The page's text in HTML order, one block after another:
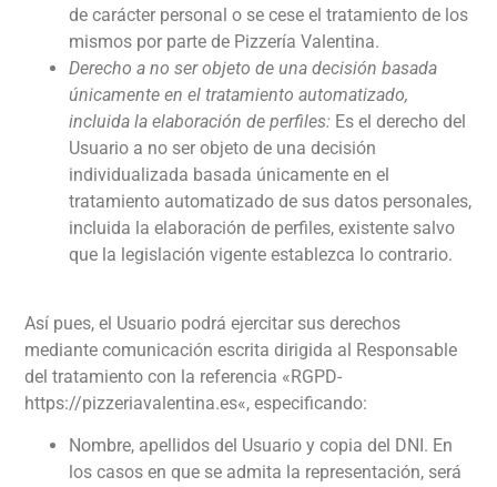
de carácter personal o se cese el tratamiento de los
mismos por parte de Pizzería Valentina.
Derecho a no ser objeto de una decisión basada
únicamente en el tratamiento automatizado,
incluida la elaboración de perfiles: Es el derecho del
Usuario a no ser objeto de una decisión
individualizada basada únicamente en el
tratamiento automatizado de sus datos personales,
incluida la elaboración de perfiles, existente salvo
que la legislación vigente establezca lo contrario.
Así pues, el Usuario podrá ejercitar sus derechos
mediante comunicación escrita dirigida al Responsable
del tratamiento con la referencia «RGPD-
https://pizzeriavalentina.es«, especificando:
Nombre, apellidos del Usuario y copia del DNI. En
los casos en que se admita la representación, será